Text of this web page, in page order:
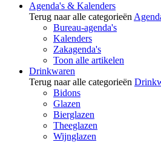
Agenda's & Kalenders
Terug naar alle categorieën
Bureau-agenda's
Kalenders
Zakagenda's
Toon alle artikelen
Drinkwaren
Terug naar alle categorieën
Bidons
Glazen
Bierglazen
Theeglazen
Wijnglazen